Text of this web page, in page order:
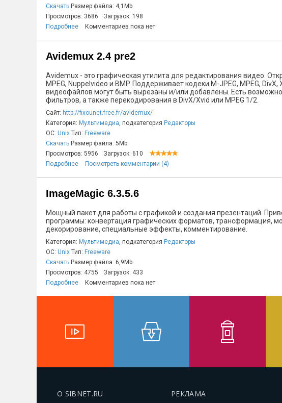
Скачать Размер файла: 4,1Mb
Просмотров: 3686
Загрузок: 198
Подробнее
Комментариев пока нет
Avidemux 2.4 pre2
Avidemux - это графическая утилита для редактирования видео.
MPEG, Nuppelvideo и BMP. Поддерживает кодеки M-JPEG, MPEG,
видеофайлов могут быть вырезаны и/или добавлены. Есть
фильтров, а также перекодирования в DivX/Xvid или MPEG 1/2.
Сайт: http://fixounet.free.fr/avidemux/
Категория: Мультимедиа, подкатегория Редакторы
ОС: Unix Тип: Freeware
Скачать Размер файла: 5Mb
Просмотров: 5956
Загрузок: 610
Подробнее
Посмотреть комментарии (4)
ImageMagic 6.3.5.6
Мощный пакет для работы с графикой и создания презентаций.
программы: конвертация графических форматов, трансформация,
декорирование, специальные эффекты, комментирование.
Категория: Мультимедиа, подкатегория Редакторы
ОС: Unix Тип: Freeware
Скачать Размер файла: 6,9Mb
Просмотров: 4755
Загрузок: 433
Подробнее
Комментариев пока нет
О SIBNET.RU РЕКЛАМА